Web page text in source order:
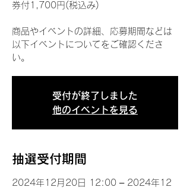
券付1,700円(税込み)
商品やイベントの詳細、応募期間などは
以下イベントについてをご確認くださ
い。
受付が終了しました
他のイベントを見る
抽選受付期間
2024年12月20日 12:00 – 2024年12